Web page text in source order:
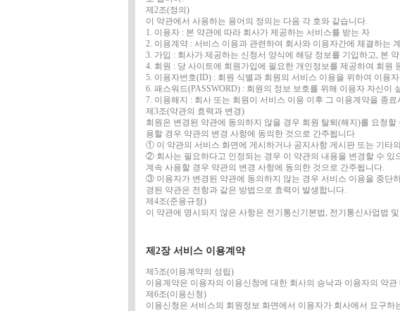
제2조(정의)
이 약관에서 사용하는 용어의 정의는 다음 각 호와 같습니다.
1. 이용자 : 본 약관에 따라 회사가 제공하는 서비스를 받는 자
2. 이용계약 : 서비스 이용과 관련하여 회사와 이용자간에 체결하는
3. 가입 : 회사가 제공하는 신청서 양식에 해당 정보를 기입하고, 본
4. 회원 : 당 사이트에 회원가입에 필요한 개인정보를 제공하여 회원
5. 이용자번호(ID) : 회원 식별과 회원의 서비스 이용을 위하여 이용
6. 패스워드(PASSWORD) : 회원의 정보 보호를 위해 이용자 자신이
7. 이용해지 : 회사 또는 회원이 서비스 이용 이후 그 이용계약을 종료
제3조(약관의 효력과 변경)
회원은 변경된 약관에 동의하지 않을 경우 회원 탈퇴(해지)를 요청
용할 경우 약관의 변경 사항에 동의한 것으로 간주됩니다
① 이 약관의 서비스 화면에 게시하거나 공지사항 게시판 또는 기타
② 회사는 필요하다고 인정되는 경우 이 약관의 내용을 변경할 수 있
계속 사용할 경우 약관의 변경 사항에 동의한 것으로 간주됩니다.
③ 이용자가 변경된 약관에 동의하지 않는 경우 서비스 이용을 중단
경된 약관은 전항과 같은 방법으로 효력이 발생합니다.
제4조(준용규정)
이 약관에 명시되지 않은 사항은 전기통신기본법, 전기통신사업법
제2장 서비스 이용계약
제5조(이용계약의 성립)
이용계약은 이용자의 이용신청에 대한 회사의 승낙과 이용자의 약
제6조(이용신청)
이용신청은 서비스의 회원정보 화면에서 이용자가 회사에서 요구